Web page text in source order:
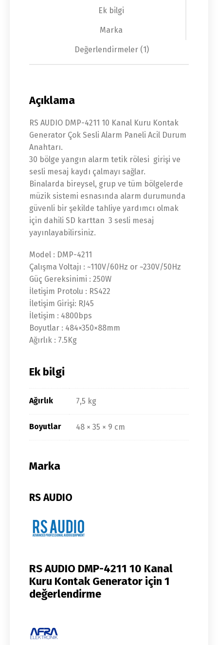
Ek bilgi
Marka
Değerlendirmeler (1)
Açıklama
RS AUDIO DMP-4211 10 Kanal Kuru Kontak
Generator Çok Sesli Alarm Paneli Acil Durum
Anahtarı.
30 bölge yangın alarm tetik rölesi girişi ve
sesli mesaj kaydı çalmayı sağlar.
Binalarda bireysel, grup ve tüm bölgelerde
müzik sistemi esnasında alarm durumunda
güvenli bir şekilde tahliye yardımcı olmak
için dahili SD karttan 3 sesli mesaj
yayınlayabilirsiniz.
Model : DMP-4211
Çalışma Voltajı : ~110V/60Hz or ~230V/50Hz
Güç Gereksinimi : 250W
İletişim Protolu : RS422
İletişim Girişi: RJ45
İletişim : 4800bps
Boyutlar : 484×350×88mm
Ağırlık : 7.5Kg
Ek bilgi
Ağırlık 7,5 kg
Boyutlar 48 × 35 × 9 cm
Marka
RS AUDIO
RS AUDIO DMP-4211 10 Kanal
Kuru Kontak Generator için 1
değerlendirme